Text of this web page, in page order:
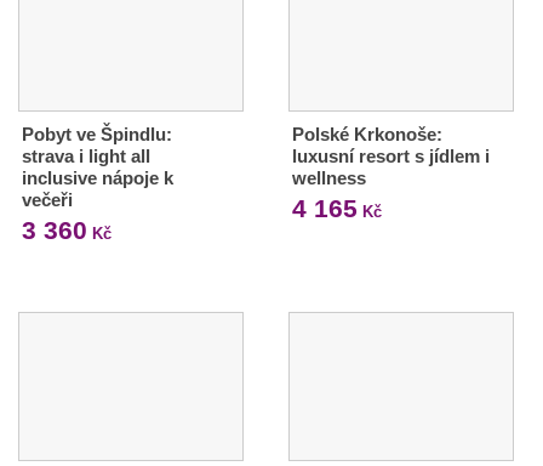
Pobyt ve Špindlu:
strava i light all
inclusive nápoje k
večeři
3 360 Kč
Polské Krkonoše:
luxusní resort s jídlem i
wellness
4 165 Kč